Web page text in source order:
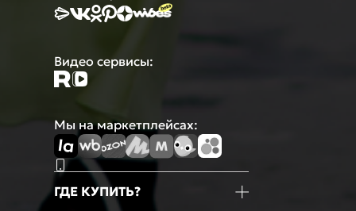
Видео сервисы:
Мы на маркетплейсах:
ГДЕ КУПИТЬ?